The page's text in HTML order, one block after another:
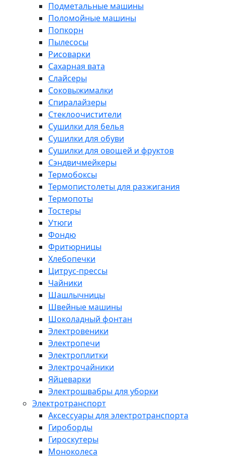
Подметальные машины
Поломойные машины
Попкорн
Пылесосы
Рисоварки
Сахарная вата
Слайсеры
Соковыжималки
Спиралайзеры
Стеклоочистители
Сушилки для белья
Сушилки для обуви
Сушилки для овощей и фруктов
Сэндвичмейкеры
Термобоксы
Термопистолеты для разжигания
Термопоты
Тостеры
Утюги
Фондю
Фритюрницы
Хлебопечки
Цитрус-прессы
Чайники
Шашлычницы
Швейные машины
Шоколадный фонтан
Электровеники
Электропечи
Электроплитки
Электрочайники
Яйцеварки
Электрошвабры для уборки
Электротранспорт
Аксессуары для электротранспорта
Гироборды
Гироскутеры
Моноколеса